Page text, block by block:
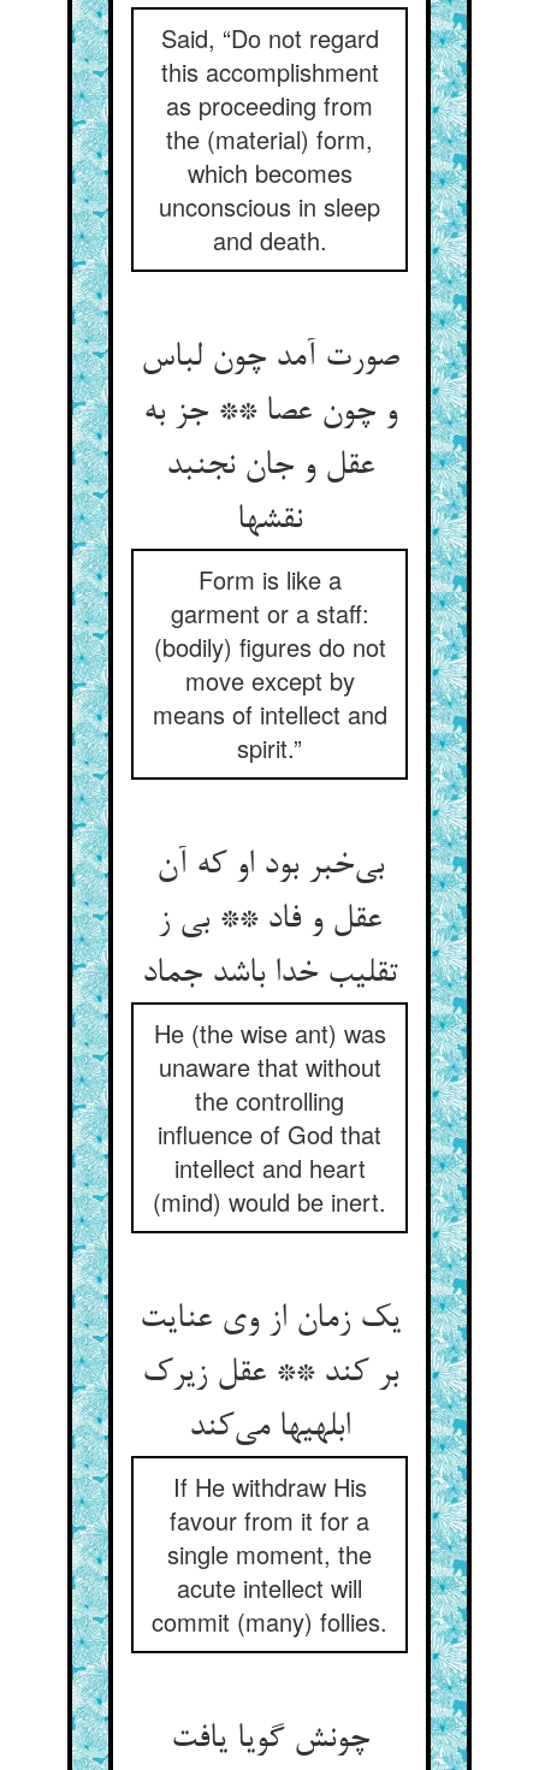
Said, “Do not regard
this accomplishment
as proceeding from
the (material) form,
which becomes
unconscious in sleep
and death.
صورت آمد چون لباس
و چون عصا ** جز به
عقل و جان نجنبد
نقشها
Form is like a
garment or a staff:
(bodily) figures do not
move except by
means of intellect and
spirit.”
بی‌خبر بود او که آن
عقل و فاد ** بی ز
تقلیب خدا باشد جماد
He (the wise ant) was
unaware that without
the controlling
influence of God that
intellect and heart
(mind) would be inert.
یک زمان از وی عنایت
بر کند ** عقل زیرک
ابلهیها می‌کند
If He withdraw His
favour from it for a
single moment, the
acute intellect will
commit (many) follies.
چونش گویا یافت